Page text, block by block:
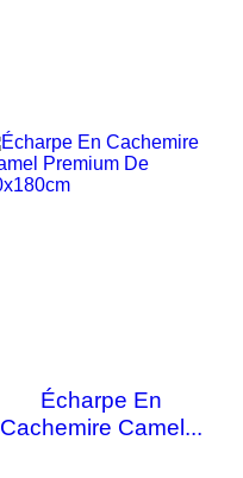
Écharpe En
Cachemire Camel...